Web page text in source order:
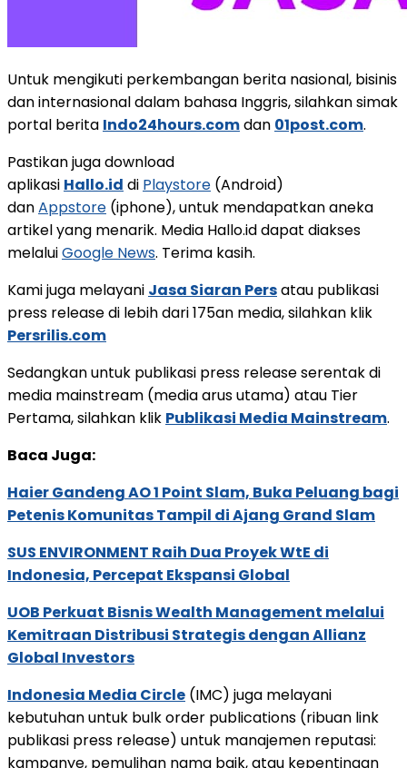
Untuk mengikuti perkembangan berita nasional, bisinis
dan internasional dalam bahasa Inggris, silahkan simak
portal berita Indo24hours.comdan 01post.com.
Pastikan juga download
aplikasi Hallo.id di Playstore (Android)
danAppstore (iphone), untuk mendapatkan aneka
artikel yang menarik. Media Hallo.id dapat diakses
melaluiGoogle News. Terima kasih.
Kami juga melayani Jasa Siaran Persatau publikasi
press release di lebih dari 175an media, silahkan klik
Persrilis.com
Sedangkan untuk publikasi press release serentak di
media mainstream (media arus utama) atau Tier
Pertama, silahkan klik Publikasi Media Mainstream.
Baca Juga:
Haier Gandeng AO 1 Point Slam, Buka Peluang bagi
Petenis Komunitas Tampil di Ajang Grand Slam
SUS ENVIRONMENT Raih Dua Proyek WtE di
Indonesia, Percepat Ekspansi Global
UOB Perkuat Bisnis Wealth Management melalui
Kemitraan Distribusi Strategis dengan Allianz
Global Investors
Indonesia Media Circle (IMC) juga melayani
kebutuhan untuk bulk order publications (ribuan link
publikasi press release) untuk manajemen reputasi:
kampanye, pemulihan nama baik, atau kepentingan